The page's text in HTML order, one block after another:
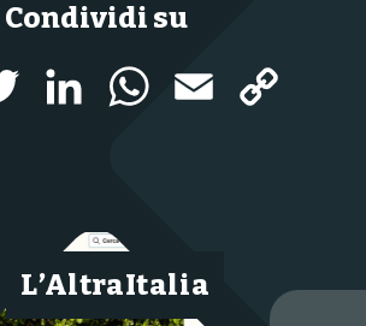
Condividi su
Twitter LinkedIn WhatsAppEmail
L’AltraItalia